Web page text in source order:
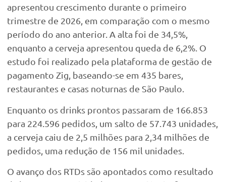
apresentou crescimento durante o primeiro
trimestre de 2026, em comparação com o mesmo
período do ano anterior. A alta foi de 34,5%,
enquanto a cerveja apresentou queda de 6,2%. O
estudo foi realizado pela plataforma de gestão de
pagamento Zig, baseando-se em 435 bares,
restaurantes e casas noturnas de São Paulo.
Enquanto os drinks prontos passaram de 166.853
para 224.596 pedidos, um salto de 57.743 unidades,
a cerveja caiu de 2,5 milhões para 2,34 milhões de
pedidos, uma redução de 156 mil unidades.
O avanço dos RTDs são apontados como resultado